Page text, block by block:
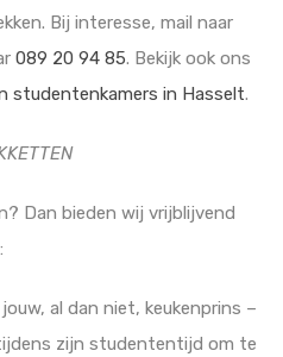
Bij interesse, mail naar
089 20 94 85. Bekijk ook ons
studentenkamers in Hasselt.
Dan bieden wij vrijblijvend
al dan niet, keukenprins –
zijn studententijd om te